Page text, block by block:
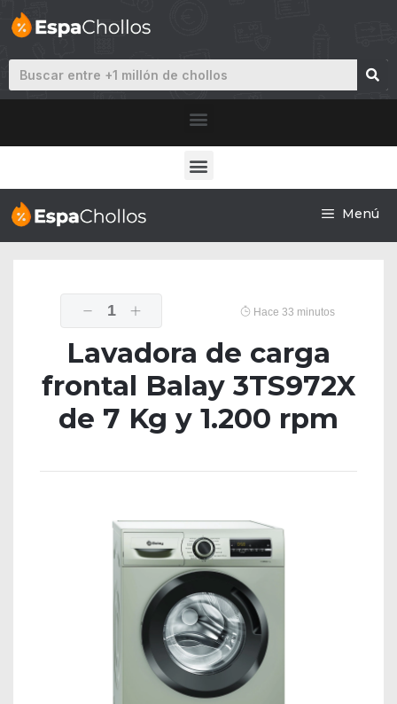
Menú
1 Hace 33 minutos
Lavadora de carga
frontal Balay 3TS972X
de 7 Kg y 1.200 rpm